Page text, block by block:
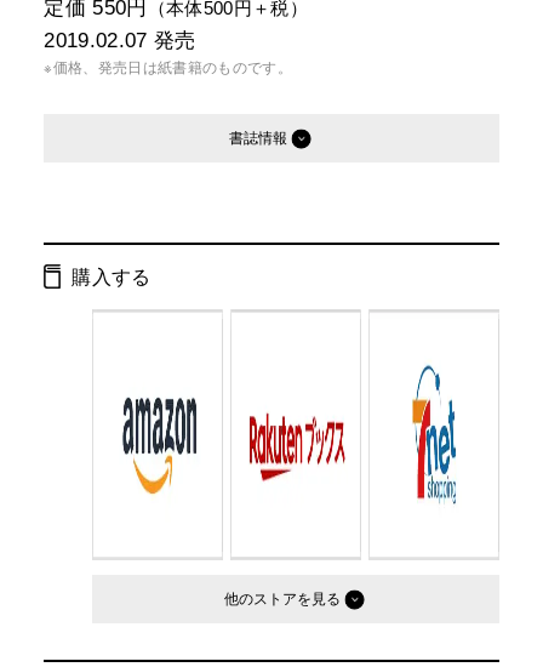
定価 550円 （本体500円＋税）
2019.02.07 発売
※価格、発売日は紙書籍のものです。
書誌情報
ISBN：
購入する
他のストア